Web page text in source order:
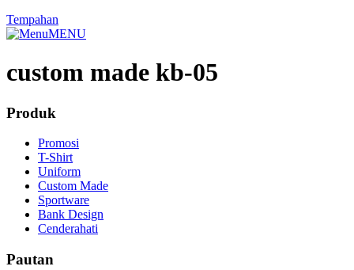
Tempahan
MENU
custom made kb-05
Produk
Promosi
T-Shirt
Uniform
Custom Made
Sportware
Bank Design
Cenderahati
Pautan